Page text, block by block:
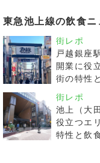
東急池上線の飲食ニ
街レポ
戸越銀座
開業に役
街の特性
街レポ
池上（大
役立つエ
特性と飲